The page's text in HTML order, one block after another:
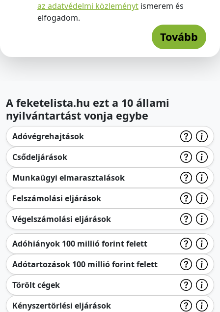
az adatvédelmi közleményt ismerem és
elfogadom.
Tovább
A feketelista.hu ezt a 10 állami
nyilvántartást vonja egybe
Adóvégrehajtások
Csődeljárások
Munkaügyi elmarasztalások
Felszámolási eljárások
Végelszámolási eljárások
Adóhiányok 100 millió forint felett
Adótartozások 100 millió forint felett
Törölt cégek
Kényszertörlési eljárások